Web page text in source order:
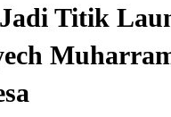
Titik